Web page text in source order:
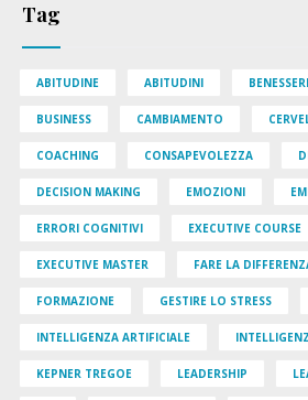
Tag
ABITUDINE ABITUDINI
BUSINESS CAMBIAMENTO
COACHING CONSAPEVOLEZZA
DECISION MAKING EMOZIONI
ERRORI COGNITIVI EXECUTIVE COURSE
EXECUTIVE MASTER FARE LA
FORMAZIONE GESTIRE LO STRESS
INTELLIGENZA ARTIFICIALE
KEPNER TREGOE LEADERSHIP